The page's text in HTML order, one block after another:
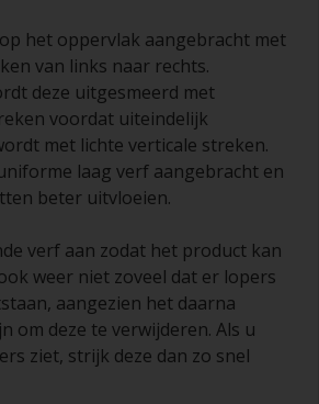
het oppervlak aangebracht met
van links naar rechts.
deze uitgesmeerd met
voordat uiteindelijk
met lichte verticale streken.
laag verf aangebracht en
beter uitvloeien.
verf aan zodat het product kan
weer niet zoveel dat er lopers
aangezien het daarna
om deze te verwijderen. Als u
ziet, strijk deze dan zo snel